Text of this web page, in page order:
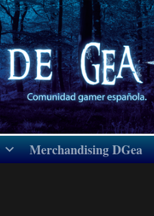
Merchandising DGea